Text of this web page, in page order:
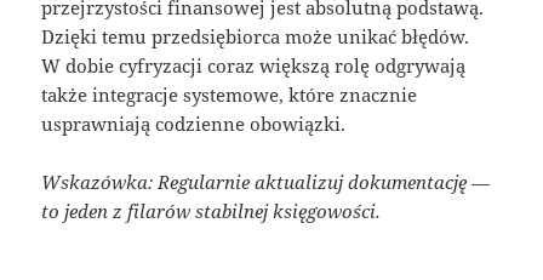
przejrzystości finansowej jest absolutną podstawą.
Dzięki temu przedsiębiorca może unikać błędów.
W dobie cyfryzacji coraz większą rolę odgrywają
także integracje systemowe, które znacznie
usprawniają codzienne obowiązki.
Wskazówka: Regularnie aktualizuj dokumentację —
to jeden z filarów stabilnej księgowości.